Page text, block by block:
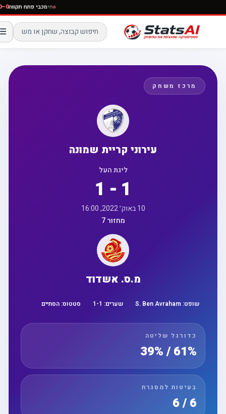
חימכבי פתח
☰
מרכז משחק
עירוני קריית שמונה
ליגת העל
1 - 1
10 באוק׳ 2022, 16:00
מחזור 7
מ.ס. אשדוד
שופט:S. Ben Avraham שערים: 1 -1 סטטוס:הסתיים
כדורגל שליטה
61% / 39%
בעיטות למסגרת
6 / 6